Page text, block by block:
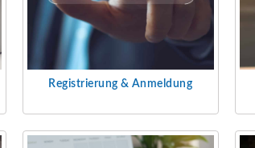
Registrierung & Anmeldung